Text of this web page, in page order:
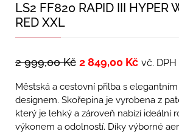
LS2 FF820 RAPID III HYPER
RED XXL
2 999,00Kč 2 849,00 Kč vč. DPH
Městská a cestovní přilba s
designem. Skořepina je vyrobena z
který je lehký a zároveň nabízí ideální
výkonem a odolností. Díky výborné